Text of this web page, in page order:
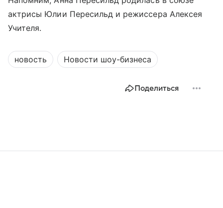
актрисы Юлии Пересильд и режиссера Алексея
Учителя.
новость Новости шоу-бизнеса
Поделиться